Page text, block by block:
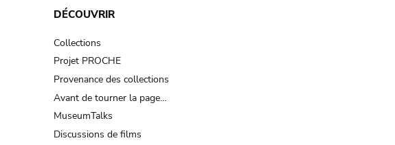
DÉCOUVRIR
Collections
Projet PROCHE
Provenance des collections
Avant de tourner la page…
MuseumTalks
Discussions de films